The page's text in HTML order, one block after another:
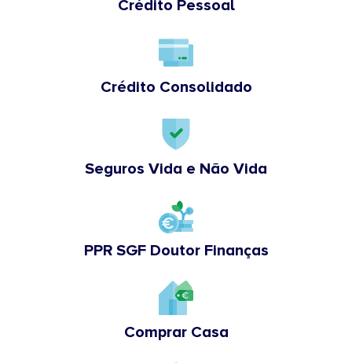
Crédito Pessoal
Crédito Consolidado
Seguros Vida e Não Vida
PPR SGF Doutor Finanças
Comprar Casa